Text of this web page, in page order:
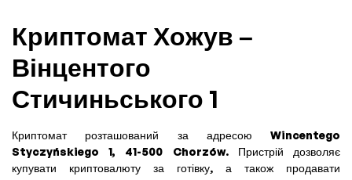
Криптомат Хожув –
Вінцентого
Стичиньського 1
Криптомат розташований за адресою Wincentego
Styczyńskiego 1, 41-500 Chorzów. Пристрій дозволяє
купувати криптовалюту за готівку, а також продавати